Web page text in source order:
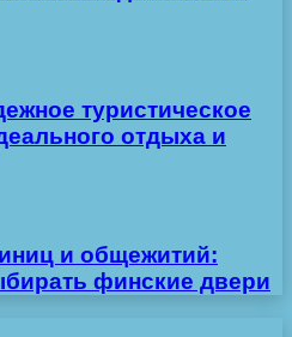
туристическое
отдыха и
и общежитий:
финские двери